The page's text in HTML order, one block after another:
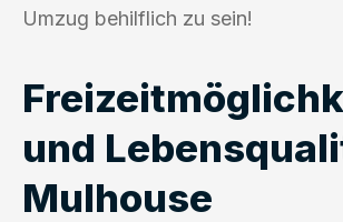
Umzug behilflich zu sein!
und
Mulhouse